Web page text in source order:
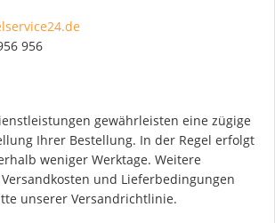
956
gewährleisten eine zügige
Ihrer Bestellung. In der Regel erfolgt
weniger Werktage. Weitere
und Lieferbedingungen
unserer Versandrichtlinie.